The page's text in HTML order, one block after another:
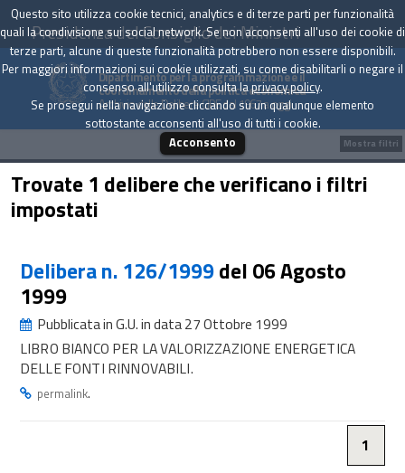
Presidenza del Consiglio dei Ministri
Dipartimento per la programmazione e il
coordinamento della politica economica
Archivio delle Delibere CIPE dal 1967 a oggi
Trovate 1 delibere che verificano i filtri
impostati
Delibera n. 126/1999del 06 Agosto
1999
Pubblicata in G.U. in data 27 Ottobre 1999
LIBRO BIANCO PER LA VALORIZZAZIONE ENERGETICA
DELLE FONTI RINNOVABILI.
permalink.
1
Mostra filtri
Questo sito utilizza cookie tecnici, analytics e di terze parti per funzionalità
quali la condivisione sui social network. Se non acconsenti all'uso dei cookie di
terze parti, alcune di queste funzionalità potrebbero non essere disponibili.
Per maggiori informazioni sui cookie utilizzati, su come disabilitarli o negare il
consenso all'utilizzo consulta laprivacy policy.
Se prosegui nella navigazione cliccando su un qualunque elemento
sottostante acconsenti all'uso di tutti i cookie.
Acconsento